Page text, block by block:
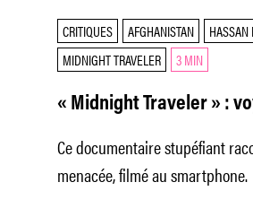
CRITIQUES AFGHANISTAN
HASSAN
MIDNIGHT TRAVELER
3 MIN
« Midnight Traveler » :
Ce documentaire stupéfiant
menacée, filmé au smartphone.